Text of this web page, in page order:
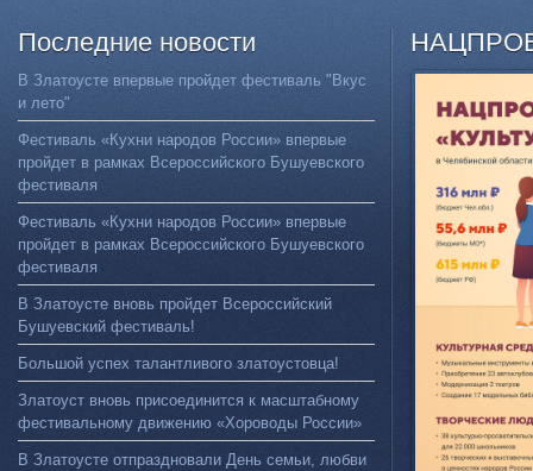
Последние новости
В Златоусте впервые пройдет фестиваль "Вкус
и лето"
Фестиваль «Кухни народов России» впервые
пройдет в рамках Всероссийского Бушуевского
фестиваля
Фестиваль «Кухни народов России» впервые
пройдет в рамках Всероссийского Бушуевского
фестиваля
В Златоусте вновь пройдет Всероссийский
Бушуевский фестиваль!
Большой успех талантливого златоустовца!
Златоуст вновь присоединится к масштабному
фестивальному движению «Хороводы России»
В Златоусте отпраздновали День семьи, любви